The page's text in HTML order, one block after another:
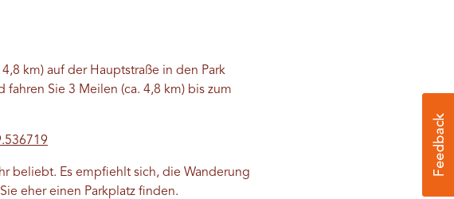
km) auf der Hauptstraße in den Park
Sie 3 Meilen (ca. 4,8 km) bis zum
beliebt. Es empfiehlt sich, die Wanderung
eher einen Parkplatz finden.